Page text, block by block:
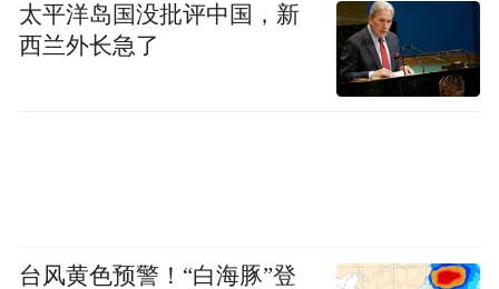
太平洋岛国没批评中国，新
西兰外长急了
台风黄色预警！“白海豚”登